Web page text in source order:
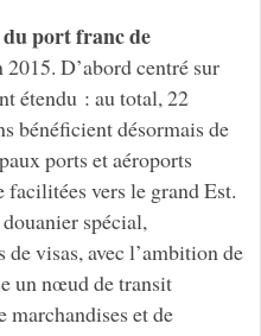
port franc de
D’abord centré sur
étendu : au total, 22
bénéficient désormais de
ports et aéroports
facilitées vers le grand Est.
spécial,
visas, avec l’ambition de
un nœud de transit
marchandises et de